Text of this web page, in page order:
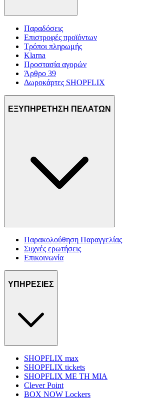
Παραδόσεις
Επιστροφές προϊόντων
Τρόποι πληρωμής
Klarna
Προστασία αγορών
Άρθρο 39
Δωροκάρτες SHOPFLIX
ΕΞΥΠΗΡΕΤΗΣΗ ΠΕΛΑΤΩΝ
Παρακολούθηση Παραγγελίας
Συχνές ερωτήσεις
Επικοινωνία
ΥΠΗΡΕΣΙΕΣ
SHOPFLIX max
SHOPFLIX tickets
SHOPFLIX ΜΕ ΤΗ ΜΙΑ
Clever Point
BOX NOW Lockers